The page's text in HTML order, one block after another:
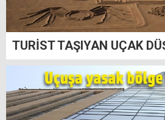
TURİST TAŞIYAN UÇAK